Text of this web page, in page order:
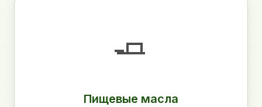
🧈
Пищевые масла